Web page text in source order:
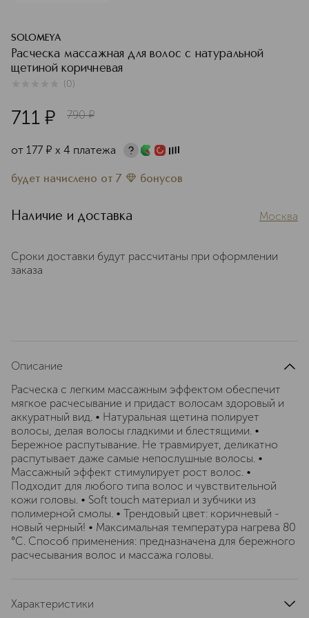
SOLOMEYA
Расческа массажная для волос с натуральной
щетиной коричневая
(0)
711 ¤ 790 ¤
от 177 ¤ х 4 платежа
будет начислено от 7 бонусов
Наличие и доставка Москва
Сроки доставки будут рассчитаны при оформлении
заказа
Описание
Расческа с легким массажным эффектом обеспечит
мягкое расчесывание и придаст волосам здоровый и
аккуратный вид. • Натуральная щетина полирует
волосы, делая волосы гладкими и блестящими. •
Бережное распутывание. Не травмирует, деликатно
распутывает даже самые непослушные волосы. •
Массажный эффект стимулирует рост волос. •
Подходит для любого типа волос и чувствительной
кожи головы. • Soft touch материал и зубчики из
полимерной смолы. • Трендовый цвет: коричневый -
новый черный! • Максимальная температура нагрева 80
°C. Способ применения: предназначена для бережного
расчесывания волос и массажа головы.
Характеристики